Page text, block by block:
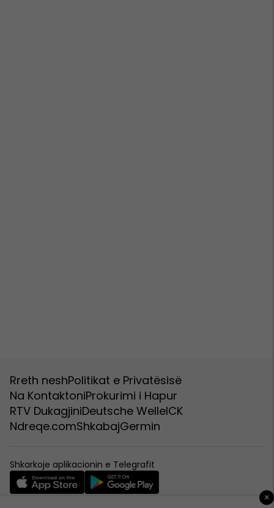
Rreth neshPolitikat e Privatësisë
Na KontaktoniProkurimi i Hapur
RTV DukagjiniDeutsche WelleICK
Ndreqe.comShkabajGermin
Shkarkoje aplikacionin e Telegrafit
×